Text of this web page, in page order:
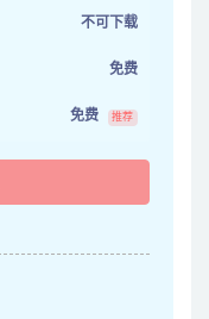
不可下载
免费
免费 推荐